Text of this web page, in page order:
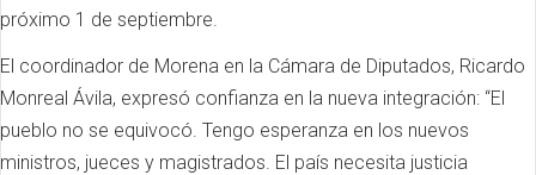
próximo 1 de septiembre.
El coordinador de Morena en la Cámara de Diputados, Ricardo
Monreal Ávila, expresó confianza en la nueva integración: “El
pueblo no se equivocó. Tengo esperanza en los nuevos
ministros, jueces y magistrados. El país necesita justicia